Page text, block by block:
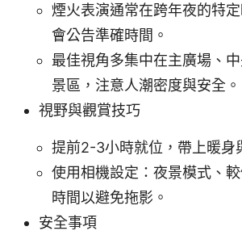
煙火表演通常在跨年夜的特
會公告準確時間。
最佳視角多集中在主廣場、
景區，注意人潮密度與安全。
視野與觀賞技巧
提前2-3小時就位，帶上暖身
使用相機設定：夜景模式、
時間以避免拖影。
安全事項